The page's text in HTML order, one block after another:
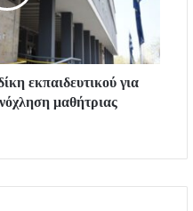
εκπαιδευτικού για
μαθήτριας